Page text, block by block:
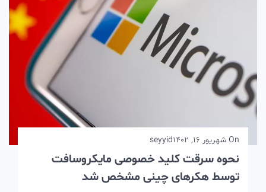
شهریور 16, 1402 seyyid
نحوه سرقت کلید خصوصی مایکروسافت
توسط هکرهای چینی مشخص شد